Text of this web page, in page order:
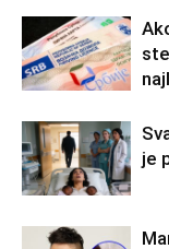
je